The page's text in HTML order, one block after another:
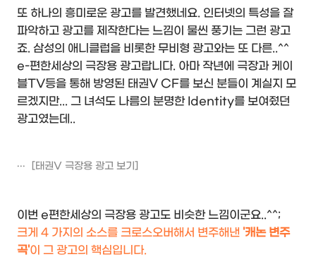
또 하나의 흥미로운 광고를 발견했네요. 인터넷의 특성을 잘
파악하고 광고를 제작한다는 느낌이 물씬 풍기는 그런 광고
죠. 삼성의 애니클럽을 비롯한 무비형 광고와는 또 다른..^^
e-편한세상의 극장용 광고랍니다. 아마 작년에 극장과 케이
블TV등을 통해 방영된 태권V CF를 보신 분들이 계실지 모
르겠지만... 그 녀석도 나름의 분명한 Identity를 보여줬던
광고였는데..
[태권V 극장용 광고 보기]
이번 e편한세상의 극장용 광고도 비슷한 느낌이군요..^^;
크게 4 가지의 소스를 크로스오버해서 변주해낸 '캐논 변주
곡'이 그 광고의 핵심입니다.